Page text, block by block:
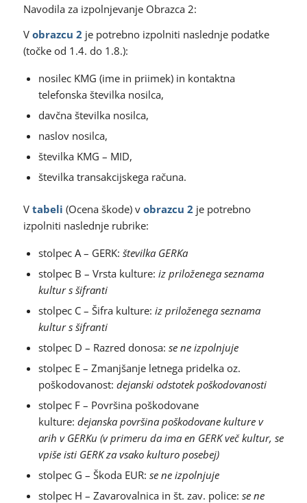
Navodila za izpolnjevanje Obrazca 2:
V obrazcu 2 je potrebno izpolniti naslednje podatke
(točke od 1.4. do 1.8.):
nosilec KMG (ime in priimek) in kontaktna
telefonska številka nosilca,
davčna številka nosilca,
naslov nosilca,
številka KMG – MID,
številka transakcijskega računa.
V tabeli (Ocena škode) v obrazcu 2 je potrebno
izpolniti naslednje rubrike:
stolpec A – GERK: številka GERKa
stolpec B – Vrsta kulture: iz priloženega seznama
kultur s šifranti
stolpec C – Šifra kulture: iz priloženega seznama
kultur s šifranti
stolpec D – Razred donosa: se ne izpolnjuje
stolpec E – Zmanjšanje letnega pridelka oz.
poškodovanost: dejanski odstotek poškodovanosti
stolpec F – Površina poškodovane
kulture: dejanska površina poškodovane kulture v
arih v GERKu (v primeru da ima en GERK več kultur, se
vpiše isti GERK za vsako kulturo posebej)
stolpec G – Škoda EUR: se ne izpolnjuje
stolpec H – Zavarovalnica in št. zav. police: se ne